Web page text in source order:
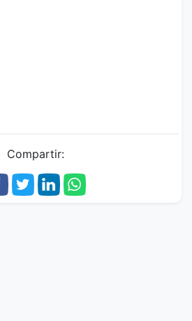
Compartir: